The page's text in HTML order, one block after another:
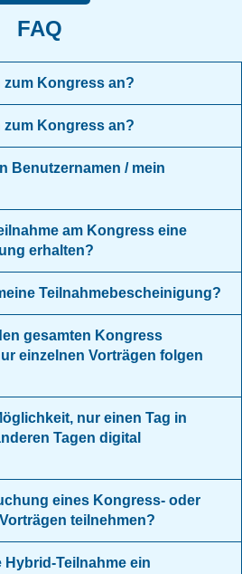
FAQ
zum Kongress an?
zum Kongress an?
Benutzernamen / mein
am Kongress eine
erhalten?
Teilnahmebescheinigung?
gesamten Kongress
einzelnen Vorträgen folgen
nur einen Tag in
Tagen digital
eines Kongress- oder
teilnehmen?
Teilnahme ein